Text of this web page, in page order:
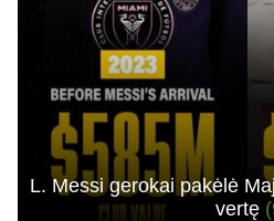
L. Messi gerokai pakėlė
vertę